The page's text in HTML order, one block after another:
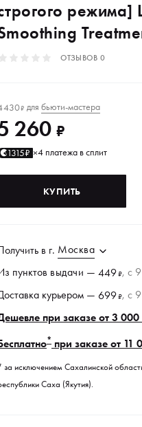
режима]
ОТЗЫВОВ 0
430₽ для бьюти-мастера
260 ₽
1315₽ ×4 платежа в сплит
КУПИТЬ
в г. Москва
пунктов выдачи —449₽, c
курьером —699₽, c
при заказе от 3 000
* при заказе от 11
за исключением Сахалинской
Саха (Якутия).